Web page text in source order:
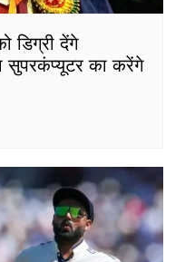
डिग्री देंगे
सुपरकंप्यूटर का करेंगे